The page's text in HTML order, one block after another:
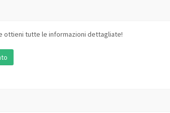
ottieni tutte le informazioni dettagliate!